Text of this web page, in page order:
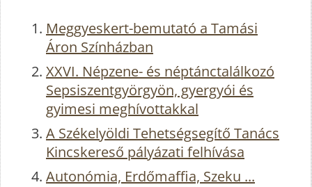
Meggyeskert-bemutató a Tamási
Áron Színházban
XXVI. Népzene- és néptánctalálkozó
Sepsiszentgyörgyön, gyergyói és
gyimesi meghívottakkal
A Székelyöldi Tehetségsegítő Tanács
Kincskereső pályázati felhívása
Autonómia, Erdőmaffia, Szeku ...